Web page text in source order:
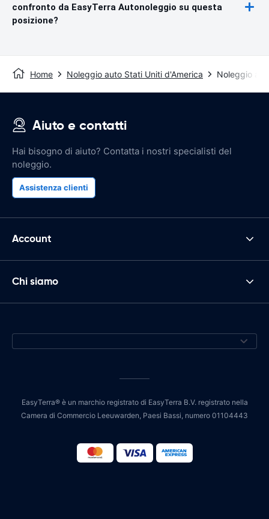
confronto da EasyTerra Autonoleggio su questa
posizione?
Home Noleggio auto Stati Uniti d'America Noleggio
Aiuto e contatti
Hai bisogno di aiuto? Contatta i nostri specialisti del
noleggio.
Assistenza clienti
Account
Chi siamo
EasyTerra® è un marchio registrato di EasyTerra B.V. registrato nella
Camera di Commercio Leeuwarden, Paesi Bassi, numero 01104443